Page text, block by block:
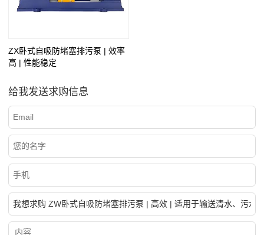
ZX卧式自吸防堵塞排污泵 | 效率
高 | 性能稳定
给我发送求购信息